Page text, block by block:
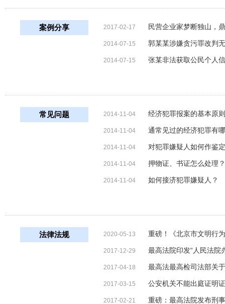
案例分享 2017-02-17 民营企业家梦断独山，
2014-07-15 郭某某涉嫌贪污罪改判
2014-07-15 张某非法获取公民个人
常见问题 2014-11-04 经济犯罪报案的基本原
2014-11-04 通常见过的经济犯罪有
2014-11-04 对犯罪嫌疑人如何作鉴
2014-11-04 押物证、书证怎么处理？
2014-11-04 如何接济犯罪嫌疑人？
法律法规 2020-05-13 重磅！《北京市文明行
2017-12-29 最高法院印发“人民法院
2017-04-18 最高法最高检司法部关
2017-03-15 公安机关不能出庭证明
2017-02-21 重磅：最高法院发布刑